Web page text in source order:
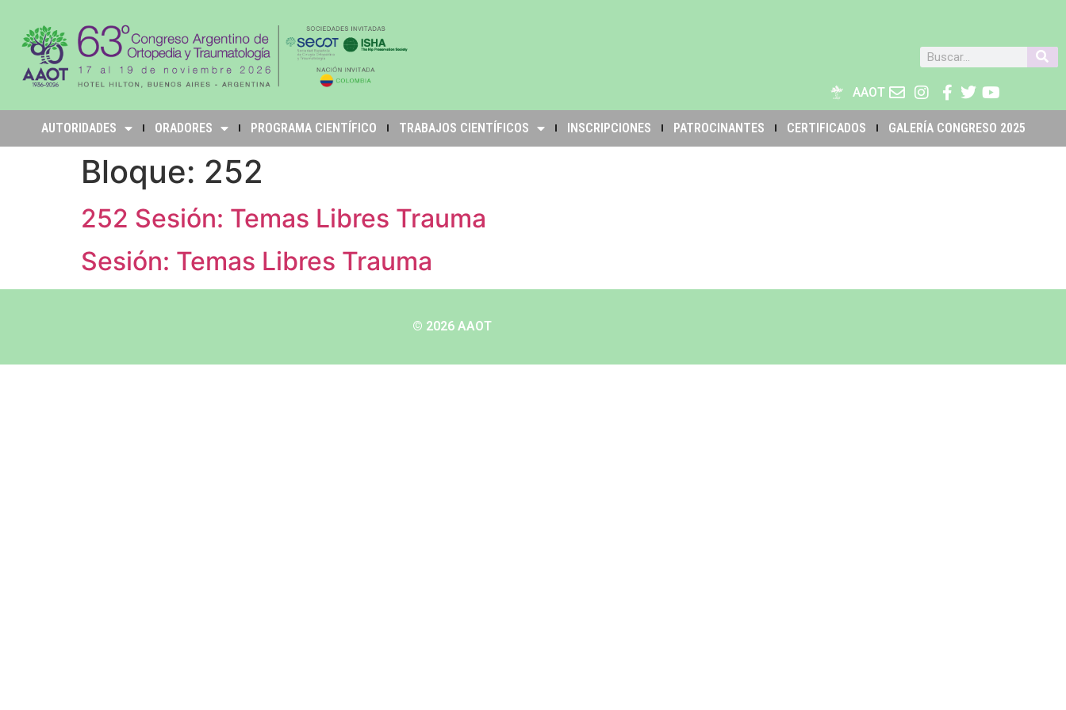
AAOT
AUTORIDADES ORADORES PROGRAMA CIENTÍFICO TRABAJOS CIENTÍFICOS INSCRIPCIONES PATROCINANTES CERTIFICADOS GALERÍA CONGRESO 2025
Bloque: 252
252 Sesión: Temas Libres Trauma
Sesión: Temas Libres Trauma
© 2026 AAOT